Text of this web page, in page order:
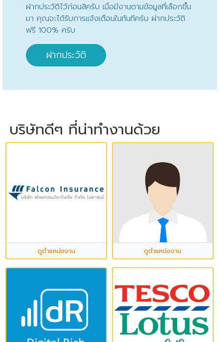
ฝากประวัติไว้ก่อนสิครับ เมื่อมีงานตามข้อมูลที่เลือกขึ้น
มา คุณจะได้รับการแจ้งเตือนในทันทีครับ ฝากประวัติ
ฟรี 100% ครับ
ฝากประวัติ
บริษัทดีๆ ที่น่าทำงานด้วย
ดูตำแหน่งงาน ดูตำแหน่งงาน